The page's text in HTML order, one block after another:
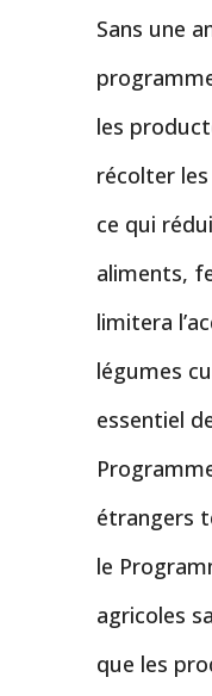
Sans une
les
récolter
ce qui
aliments,
limitera
légumes
essentiel
étrangers
le
agricoles
que les